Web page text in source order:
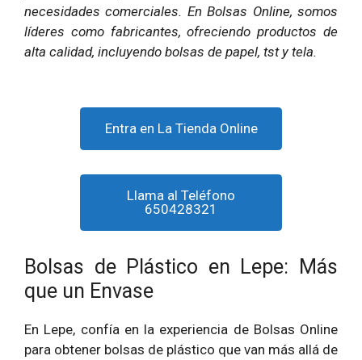
necesidades comerciales. En Bolsas Online, somos
líderes como fabricantes, ofreciendo productos de
alta calidad, incluyendo bolsas de papel, tst y tela.
Entra en La Tienda Online
Llama al Teléfono
650428321
Bolsas de Plástico en Lepe: Más
que un Envase
En Lepe, confía en la experiencia de Bolsas Online
para obtener bolsas de plástico que van más allá de